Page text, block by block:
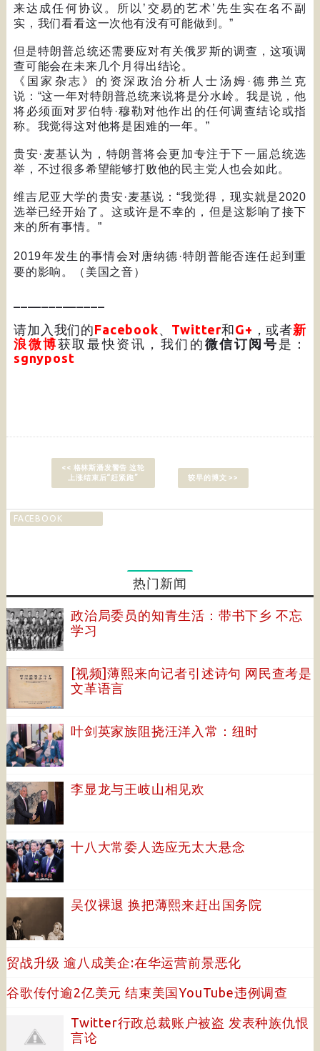
来达成任何协议。所以 ’ 交易的艺术’ 先生实在名不副
实，我们看看这一次他有没有可能做到。”
但是特朗普总统还需要应对有关俄罗斯的调查，这项调
查可能会在未来几个月得出结论。
《国家杂志》的资深政治分析人士汤姆 · 德弗兰克
说： “这一年对特朗普总统来说将是分水岭。我是说，他
将必须面对罗伯特 ·穆勒对他作出的任何调查结论或指
称。我觉得这对他将是困难的一年。 ”
贵安· 麦基认为，特朗普将会更加专注于下一届总统选
举，不过很多希望能够打败他的民主党人也会如此。
维吉尼亚大学的贵安·麦基说：“我觉得，现实就是2020
选举已经开始了。这或许是不幸的，但是这影响了接下
来的所有事情。 ”
2019年发生的事情会对唐纳德 ·特朗普能否连任起到重
要的影响。（美国之音）
请加入我们的Facebook、 Twitter和G+ ，或者新
浪微博获取最快资讯，我们的 微信订阅号 是：
sgnypost
<< 格林斯潘发警告 这轮
上涨结束后“赶紧跑”
较早的博文 >>
FACEBOOK
热门新闻
政治局委员的知青生活：带书下乡 不忘
学习
[视频]薄熙来向记者引述诗句 网民查考是
文革语言
叶剑英家族阻挠汪洋入常：纽时
李显龙与王岐山相见欢
十八大常委人选应无太大悬念
吴仪裸退 换把薄熙来赶出国务院
贸战升级 逾八成美企:在华运营前景恶化
谷歌传付逾2亿美元 结束美国YouTube违例调查
Twitter行政总裁账户被盗 发表种族仇恨
言论